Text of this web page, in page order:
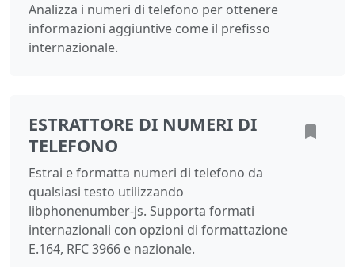
Analizza i numeri di telefono per ottenere
informazioni aggiuntive come il prefisso
internazionale.
ESTRATTORE DI NUMERI DI
TELEFONO
Estrai e formatta numeri di telefono da
qualsiasi testo utilizzando
libphonenumber-js. Supporta formati
internazionali con opzioni di formattazione
E.164, RFC 3966 e nazionale.